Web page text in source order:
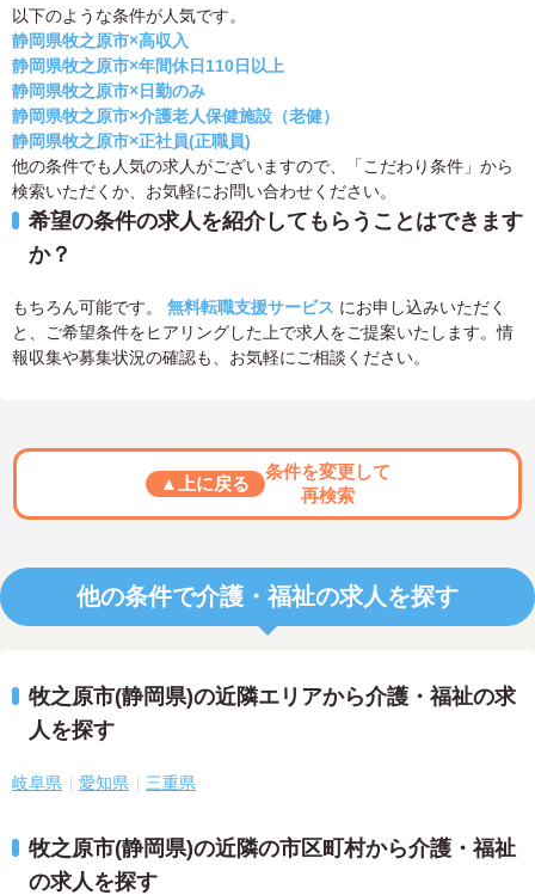
以下のような条件が人気です。
静岡県牧之原市×高収入
静岡県牧之原市×年間休日110日以上
静岡県牧之原市×日勤のみ
静岡県牧之原市×介護老人保健施設（老健）
静岡県牧之原市×正社員(正職員)
他の条件でも人気の求人がございますので、「こだわり条件」から
検索いただくか、お気軽にお問い合わせください。
希望の条件の求人を紹介してもらうことはできます
か？
もちろん可能です。 無料転職支援サービス にお申し込みいただく
と、ご希望条件をヒアリングした上で求人をご提案いたします。情
報収集や募集状況の確認も、お気軽にご相談ください。
▲上に戻る
条件を変更して
再検索
他の条件で介護・福祉の求人を探す
牧之原市(静岡県)の近隣エリアから介護・福祉の求
人を探す
岐阜県 愛知県 三重県
牧之原市(静岡県)の近隣の市区町村から介護・福祉
の求人を探す